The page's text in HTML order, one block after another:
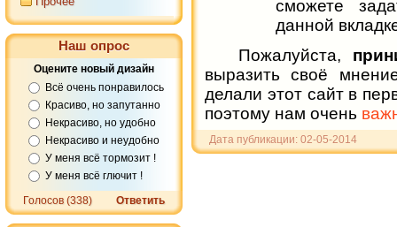
Наш опрос
Оцените новый дизайн
Всё очень понравилось
Красиво, но запутанно
Некрасиво, но удобно
Некрасиво и неудобно
У меня всё тормозит !
У меня всё глючит !
Голосов (338)
Ответить
сможете
данной
Пожалуйста,
выразить своё
делали этот сайт в
поэтому нам очень
Дата публикации: 02-05-2014